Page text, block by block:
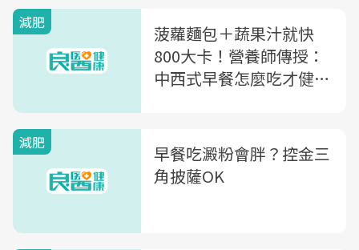
減肥
菠蘿麵包＋蔬果汁就快
800大卡！營養師傳授：
中西式早餐怎麼吃才健
減肥
早餐吃澱粉會胖？控金三
角披薩OK